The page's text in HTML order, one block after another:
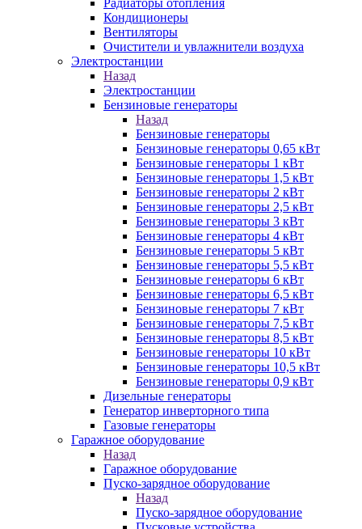
Радиаторы отопления
Кондиционеры
Вентиляторы
Очистители и увлажнители воздуха
Электростанции
Назад
Электростанции
Бензиновые генераторы
Назад
Бензиновые генераторы
Бензиновые генераторы 0,65 кВт
Бензиновые генераторы 1 кВт
Бензиновые генераторы 1,5 кВт
Бензиновые генераторы 2 кВт
Бензиновые генераторы 2,5 кВт
Бензиновые генераторы 3 кВт
Бензиновые генераторы 4 кВт
Бензиновые генераторы 5 кВт
Бензиновые генераторы 5,5 кВт
Бензиновые генераторы 6 кВт
Бензиновые генераторы 6,5 кВт
Бензиновые генераторы 7 кВт
Бензиновые генераторы 7,5 кВт
Бензиновые генераторы 8,5 кВт
Бензиновые генераторы 10 кВт
Бензиновые генераторы 10,5 кВт
Бензиновые генераторы 0,9 кВт
Дизельные генераторы
Генератор инверторного типа
Газовые генераторы
Гаражное оборудование
Назад
Гаражное оборудование
Пуско-зарядное оборудование
Назад
Пуско-зарядное оборудование